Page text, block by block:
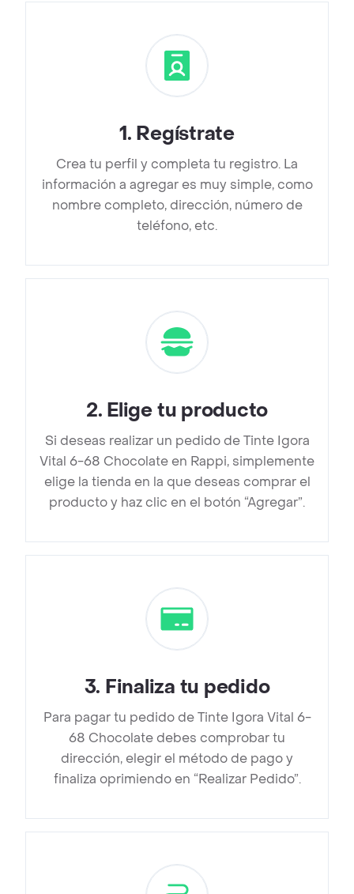
1. Regístrate
Crea tu perfil y completa tu registro. La
información a agregar es muy simple, como
nombre completo, dirección, número de
teléfono, etc.
2. Elige tu producto
Si deseas realizar un pedido de Tinte Igora
Vital 6-68 Chocolate en Rappi, simplemente
elige la tienda en la que deseas comprar el
producto y haz clic en el botón “Agregar”.
3. Finaliza tu pedido
Para pagar tu pedido de Tinte Igora Vital 6-
68 Chocolate debes comprobar tu
dirección, elegir el método de pago y
finaliza oprimiendo en “Realizar Pedido”.